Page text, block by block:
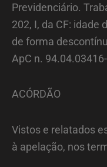
Previdenciário.
202, I, da CF:
de forma
ApC n.
ACÓRDÃO
Vistos e relatados
à apelação, nos